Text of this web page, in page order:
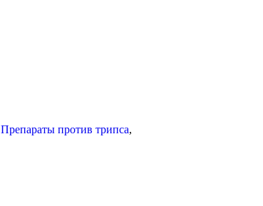
Препараты против трипса,